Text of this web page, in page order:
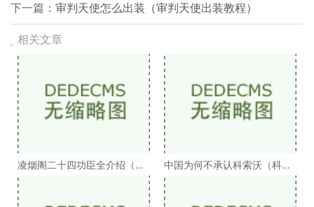
下一篇： 审判天使怎么出装（审判天使出装教程）
相关文章
凌烟阁二十四功臣全介绍（凌
烟阁二十四功臣排
中国为何不承认科索沃（科索
沃为何不被承认）